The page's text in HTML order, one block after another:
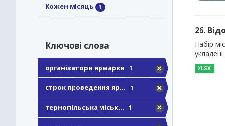
Кожен місяць 1
Ключові слова
організатори ярмарки 1
строк проведення яр... 1
тернопільська міськ... 1
26.
Набір
XLSX